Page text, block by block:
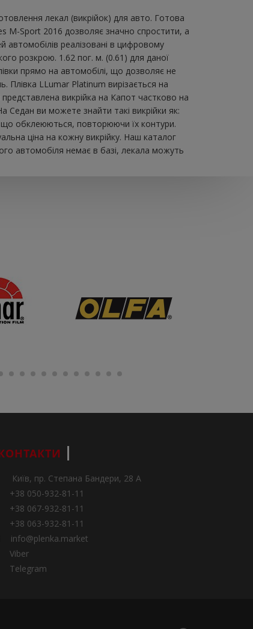
лекал (викрійок) для авто. Готова
M-Sport 2016 дозволяє значно спростити, а
реалізовані в цифровому
розкрою. 1.62 пог. м. (0.61) для даної
прямо на автомобілі, що дозволяє не
Плівка LLumar Platinum вирізається на
​​викрійка на Капот частково на
Седан ви можете знайти такі викрійки як:
що обклеюються, повторюючи їх контури.
ціна на кожну викрійку. Наш каталог
автомобіля немає в базі, лекала можуть
Київ, пр. Степана Бандери, 28 А
+38 050-932-81-11
+38 067-932-81-11
+38 063-932-81-11
info@plenka.market
Viber
Telegram